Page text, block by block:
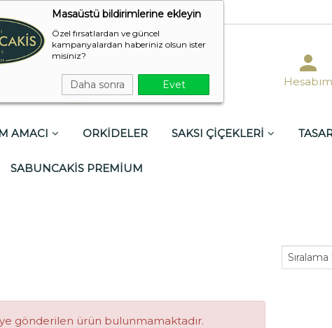
Masaüstü bildirimlerine ekleyin
Özel fırsatlardan ve güncel
kampanyalardan haberiniz olsun ister
misiniz?
Daha sonra Evet Hesabım
AMACI ORKİDELER SAKSI ÇİÇEKLERİ
SABUNCAKİS PREMİUM
gönderilen ürün bulunmamaktadır.